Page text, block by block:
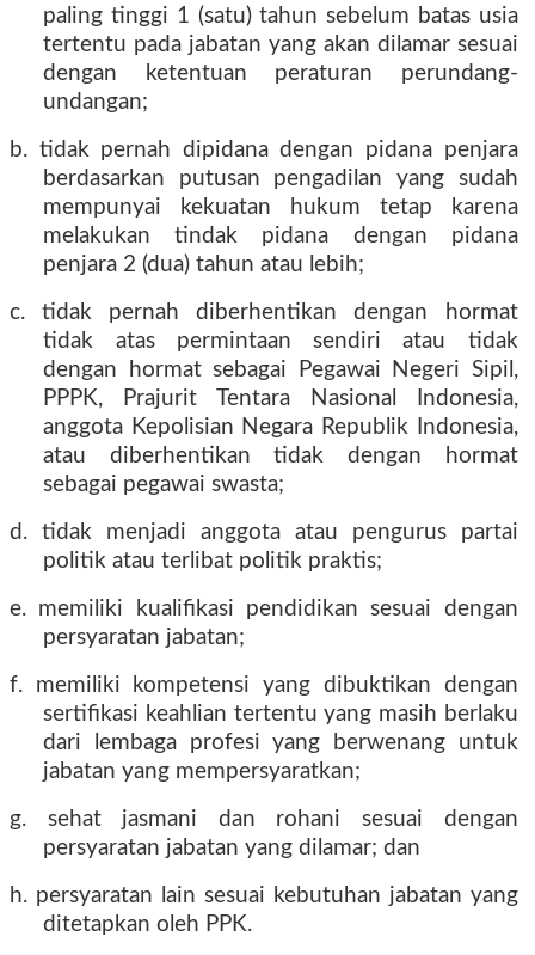
paling tinggi 1 (satu) tahun sebelum batas usia
tertentu pada jabatan yang akan dilamar sesuai
dengan ketentuan peraturan perundang-
undangan;
b. tidak pernah dipidana dengan pidana penjara
berdasarkan putusan pengadilan yang sudah
mempunyai kekuatan hukum tetap karena
melakukan tindak pidana dengan pidana
penjara 2 (dua) tahun atau lebih;
c. tidak pernah diberhentikan dengan hormat
tidak atas permintaan sendiri atau tidak
dengan hormat sebagai Pegawai Negeri Sipil,
PPPK, Prajurit Tentara Nasional Indonesia,
anggota Kepolisian Negara Republik Indonesia,
atau diberhentikan tidak dengan hormat
sebagai pegawai swasta;
d. tidak menjadi anggota atau pengurus partai
politik atau terlibat politik praktis;
e. memiliki kualifikasi pendidikan sesuai dengan
persyaratan jabatan;
f. memiliki kompetensi yang dibuktikan dengan
sertifikasi keahlian tertentu yang masih berlaku
dari lembaga profesi yang berwenang untuk
jabatan yang mempersyaratkan;
g. sehat jasmani dan rohani sesuai dengan
persyaratan jabatan yang dilamar; dan
h. persyaratan lain sesuai kebutuhan jabatan yang
ditetapkan oleh PPK.